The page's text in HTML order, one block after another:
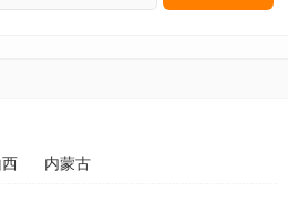
内蒙古